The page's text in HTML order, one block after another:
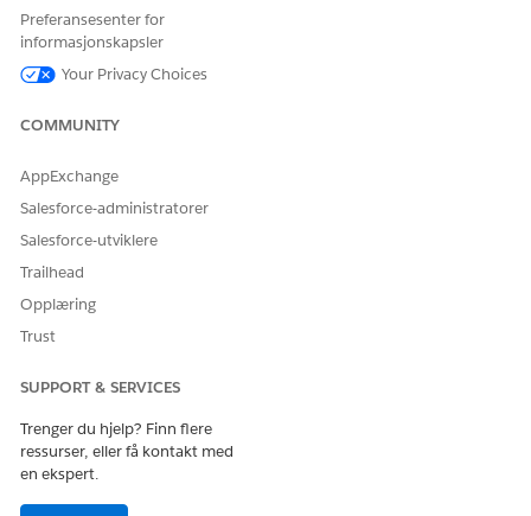
beregner hver regels vekt med stedsscore for å velge de beste
stedene for innfrielse.
Preferansesenter for
informasjonskapsler
Your Privacy Choices
COMMUNITY
AppExchange
Salesforce-administratorer
Salesforce-utviklere
Trailhead
Opplæring
Trust
SUPPORT & SERVICES
Trenger du hjelp? Finn flere
ressurser, eller få kontakt med
en ekspert.